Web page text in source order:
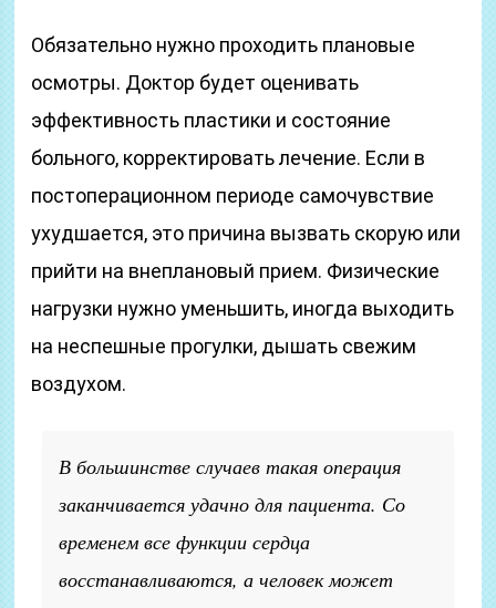
Обязательно нужно проходить плановые
осмотры. Доктор будет оценивать
эффективность пластики и состояние
больного, корректировать лечение. Если в
постоперационном периоде самочувствие
ухудшается, это причина вызвать скорую или
прийти на внеплановый прием. Физические
нагрузки нужно уменьшить, иногда выходить
на неспешные прогулки, дышать свежим
воздухом.
В большинстве случаев такая операция
заканчивается удачно для пациента. Со
временем все функции сердца
восстанавливаются, а человек может